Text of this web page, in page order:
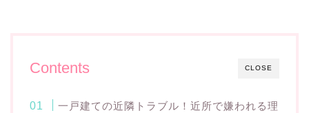
CLOSE
Contents
一戸建ての近隣トラブル！近所で嫌われる理